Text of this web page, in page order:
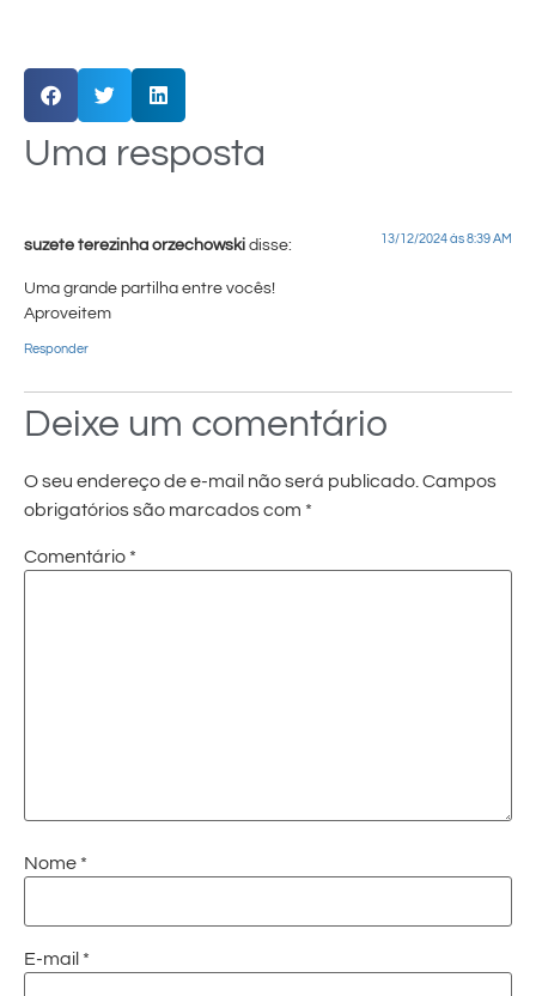
Uma resposta
suzete terezinha orzechowski disse: 13/12/2024 às 8:39 AM
Uma grande partilha entre vocês!
Aproveitem
Responder
Deixe um comentário
O seu endereço de e-mail não será publicado. Campos
obrigatórios são marcados com *
Comentário *
Nome *
E-mail *